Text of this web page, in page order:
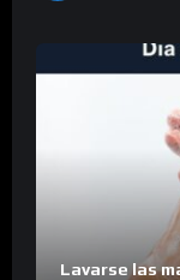
Lavarse las